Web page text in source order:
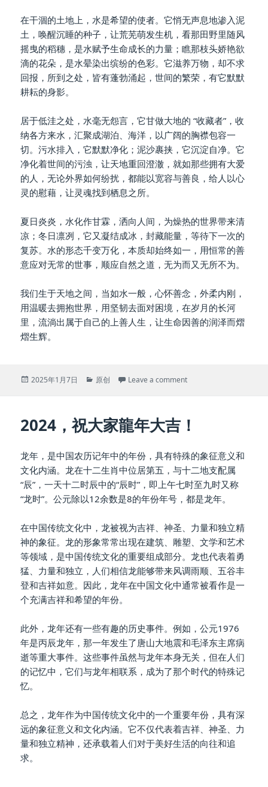
在干涸的土地上，水是希望的使者。它悄无声息地渗入泥
土，唤醒沉睡的种子，让荒芜萌发生机，看那田野里随风
摇曳的稻穗，是水赋予生命成长的力量；瞧那枝头娇艳欲
滴的花朵，是水晕染出缤纷的色彩。它滋养万物，却不求
回报，所到之处，皆有蓬勃涌起，世间的繁荣，有它默默
耕耘的身影。
居于低洼之处，水毫无怨言，它甘做大地的 “收藏者”，收
纳各方来水，汇聚成湖泊、海洋，以广阔的胸襟包容一
切。污水排入，它默默净化；泥沙裹挟，它沉淀自净。它
净化着世间的污浊，让天地重回澄澈，就如那些拥有大爱
的人，无论外界如何纷扰，都能以宽容与善良，给人以心
灵的慰藉，让灵魂找到栖息之所。
夏日炎炎，水化作甘霖，洒向人间，为燥热的世界带来清
凉；冬日凛冽，它又凝结成冰，封藏能量，等待下一次的
复苏。水的形态千变万化，本质却始终如一，用恒常的善
意应对无常的世事，顺应自然之道，无为而又无所不为。
我们生于天地之间，当如水一般，心怀善念，外柔内刚，
用温暖去拥抱世界，用坚韧去面对困境，在岁月的长河
里，流淌出属于自己的上善人生，让生命因善的润泽而熠
熠生辉。
Posted
2025年1月7日 Categories
原创 Leave a commenton 上善若水
2024，祝大家龍年大吉！
龙年，是中国农历记年中的年份，具有特殊的象征意义和
文化内涵。龙在十二生肖中位居第五，与十二地支配属
“辰”，一天十二时辰中的“辰时”，即上午七时至九时又称
“龙时”。公元除以12余数是8的年份年号，都是龙年。
在中国传统文化中，龙被视为吉祥、神圣、力量和独立精
神的象征。龙的形象常常出现在建筑、雕塑、文学和艺术
等领域，是中国传统文化的重要组成部分。龙也代表着勇
猛、力量和独立，人们相信龙能够带来风调雨顺、五谷丰
登和吉祥如意。因此，龙年在中国文化中通常被看作是一
个充满吉祥和希望的年份。
此外，龙年还有一些有趣的历史事件。例如，公元1976
年是丙辰龙年，那一年发生了唐山大地震和毛泽东主席病
逝等重大事件。这些事件虽然与龙年本身无关，但在人们
的记忆中，它们与龙年相联系，成为了那个时代的特殊记
忆。
总之，龙年作为中国传统文化中的一个重要年份，具有深
远的象征意义和文化内涵。它不仅代表着吉祥、神圣、力
量和独立精神，还承载着人们对于美好生活的向往和追
求。